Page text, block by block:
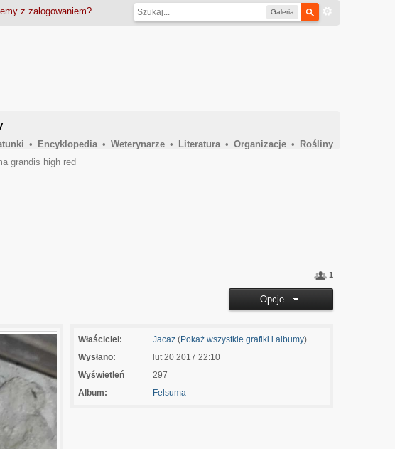
Galeria
z zalogowaniem?
• Encyklopedia • Weterynarze • Literatura • Organizacje •
Rośliny
grandis high red
1
Opcje
Właściciel: Jacaz(Pokaż wszystkie grafiki i albumy)
Wysłano:
lut 20 2017 22:10
Wyświetleń
297
Album:
Felsuma